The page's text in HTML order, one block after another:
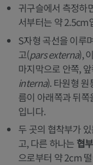
귀구슬에서 측정하
서부터는 약 2.5cm
S자형 곡선을 이루
고(pars externa),
마지막으로 안쪽,
interna). 타원형 원
름이 아래쪽과 뒤
입니다.
두 곳의 협착부가
고, 다른 하나는 협
으로부터 약 2cm